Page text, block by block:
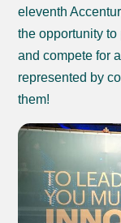
eleventh
the opportunity
and compete for
represented by
them!